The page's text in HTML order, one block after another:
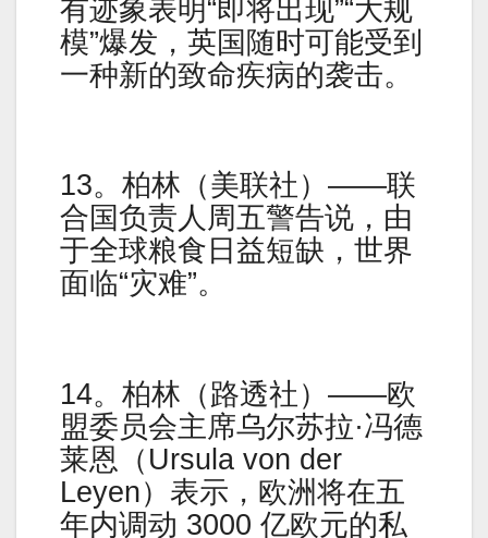
有迹象表明“即将出现”“大规
模”爆发，英国随时可能受到
一种新的致命疾病的袭击。
13。柏林（美联社）——联
合国负责人周五警告说，由
于全球粮食日益短缺，世界
面临“灾难”。
14。柏林（路透社）——欧
盟委员会主席乌尔苏拉·冯德
莱恩（Ursula von der
Leyen）表示，欧洲将在五
年内调动 3000 亿欧元的私